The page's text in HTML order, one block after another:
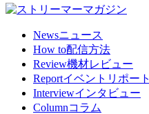
イ
ニ
Newsニュース
How to配信方法
Review機材レビュー
Reportイベントリポート
Interviewインタビュー
Columnコラム